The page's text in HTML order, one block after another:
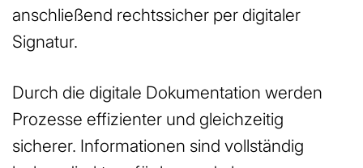
anschließend rechtssicher per digitaler
Signatur.
Durch die digitale Dokumentation werden
Prozesse effizienter und gleichzeitig
sicherer. Informationen sind vollständig